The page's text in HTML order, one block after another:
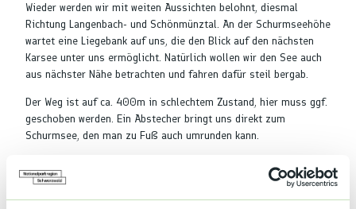
Wieder werden wir mit weiten Aussichten belohnt, diesmal
Richtung Langenbach- und Schönmünztal. An der Schurmseehöhe
wartet eine Liegebank auf uns, die den Blick auf den nächsten
Karsee unter uns ermöglicht. Natürlich wollen wir den See auch
aus nächster Nähe betrachten und fahren dafür steil bergab.
Der Weg ist auf ca. 400m in schlechtem Zustand, hier muss ggf.
geschoben werden. Ein Abstecher bringt uns direkt zum
Schurmsee, den man zu Fuß auch umrunden kann.
Auf der anschließenden Abfahrt können sich die Beine erholen,
die Bremsfinger haben ordentlich was zu tun. Ein Stück rollen
wir an der Schönmünz entlang. Wer Hunger oder Durst hat, fährt